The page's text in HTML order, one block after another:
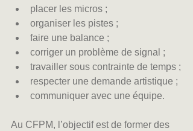
placer les micros ;
organiser les pistes ;
faire une balance ;
corriger un problème de signal ;
travailler sous contrainte de temps ;
respecter une demande artistique ;
communiquer avec une équipe.
Au CFPM, l’objectif est de former des